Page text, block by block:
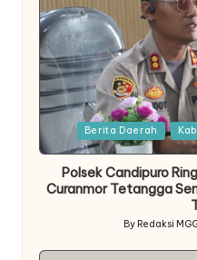
PostedBerita Daerah
Polsek Candipuro
Curanmor Tetangga
Posted
by
By Redaksi